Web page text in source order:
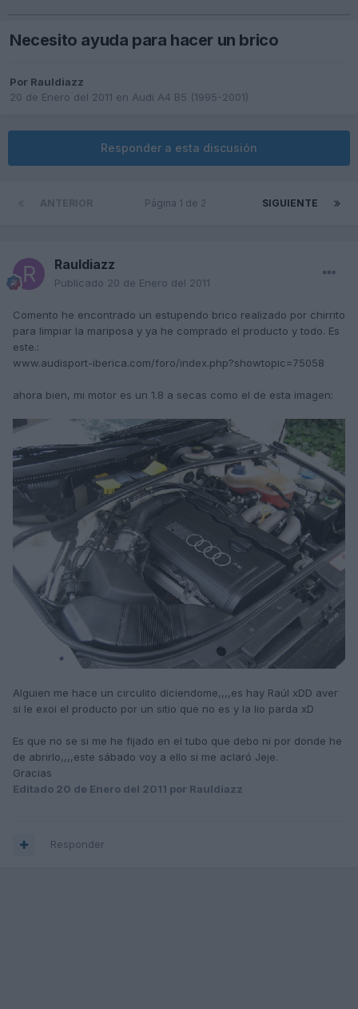
Necesito ayuda para hacer un brico
Por Rauldiazz
20 de Enero del 2011 en Audi A4 B5 (1995-2001)
Responder a esta discusión
SIGUIENTE
Página 1 de 2
Rauldiazz
Publicado 20 de Enero del 2011
Comento he encontrado un estupendo brico realizado por chirrito
para limpiar la mariposa y ya he comprado el producto y todo. Es
este.:
www.audisport-iberica.com/foro/index.php?showtopic=75058
ahora bien, mi motor es un 1.8 a secas como el de esta imagen:
Alguien me hace un circulito diciendome,,,,es hay Raúl xDD aver
si le exoi el producto por un sitio que no es y la lio parda xD
Es que no se si me he fijado en el tubo que debo ni por donde he
de abrirlo,,,,este sábado voy a ello si me aclaró Jeje.
Gracias
Editado 20 de Enero del 2011 por Rauldiazz
Responder